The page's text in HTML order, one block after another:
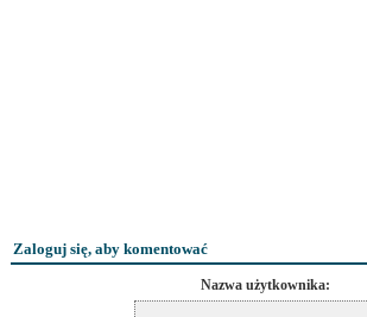
Zaloguj się, aby komentować
Nazwa użytkownika: